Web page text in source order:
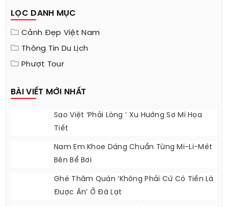
LỌC DANH MỤC
Cảnh Đẹp Việt Nam
Thông Tin Du Lịch
Phượt Tour
BÀI VIẾT MỚI NHẤT
Sao Việt ‘phải Lòng ’ Xu Hướng Sơ Mi Họa
Tiết
Nam Em Khoe Dáng Chuẩn Từng Mi-Li-Mét
Bên Bể Bơi
Ghé Thăm Quán ‘không Phải Cứ Có Tiền Là
Được Ăn’ Ở Đà Lạt